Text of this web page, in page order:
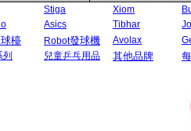
Stiga Xiom
Asics Tibhar
球檯 Robot發球機 Avolax
兒童乒乓用品 其他品牌